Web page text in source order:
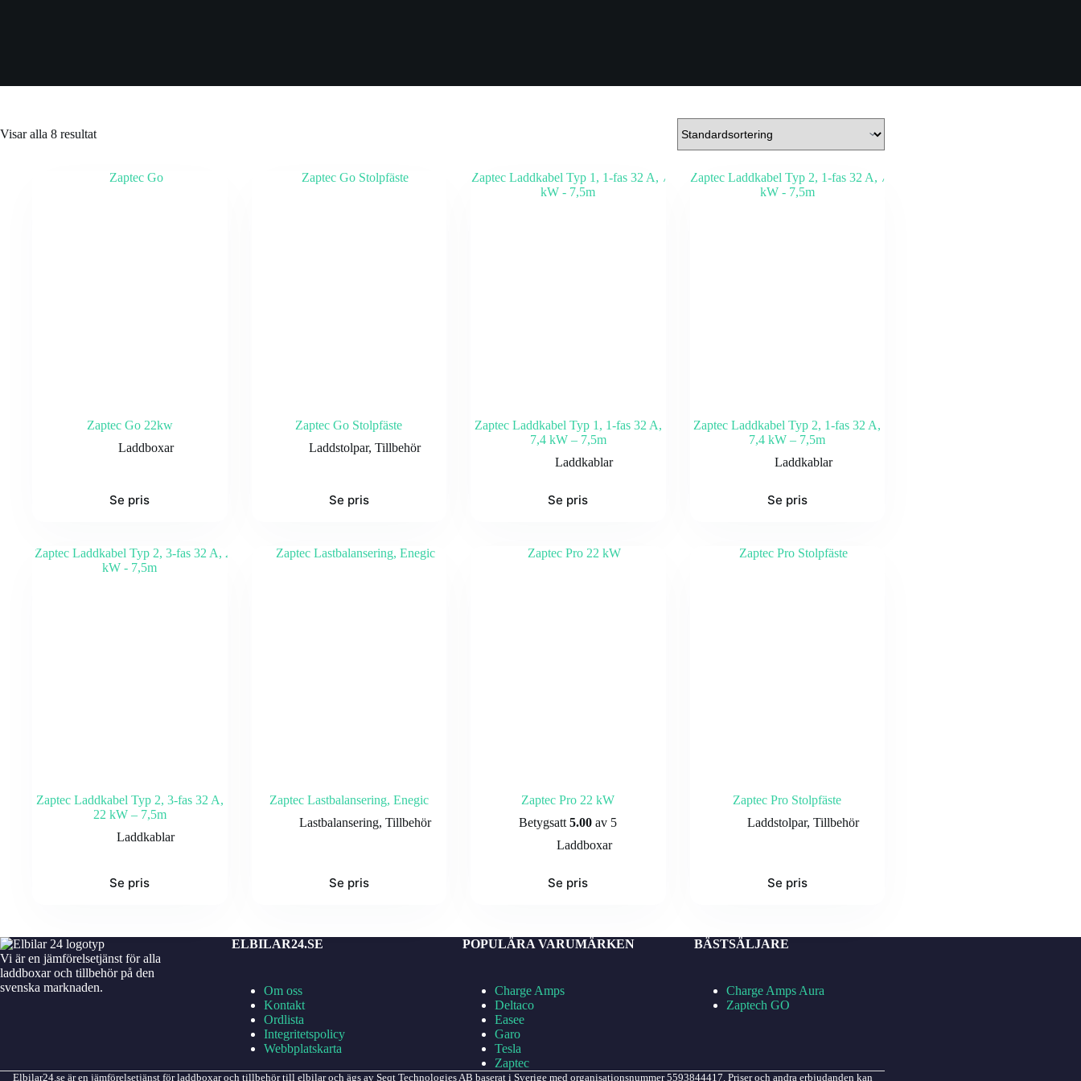
Visar alla 8 resultat
Zaptec Go 22kw
Laddboxar
Se pris
Zaptec Go Stolpfäste
Laddstolpar,Tillbehör
Se pris
Zaptec Laddkabel Typ 1, 1-fas 32 A,
7,4 kW – 7,5m
Laddkablar
Se pris
Zaptec Laddkabel Typ 2, 1-fas 32 A,
7,4 kW – 7,5m
Laddkablar
Se pris
Zaptec Laddkabel Typ 2, 3-fas 32 A,
22 kW – 7,5m
Laddkablar
Se pris
Zaptec Lastbalansering, Enegic
Lastbalansering, Tillbehör
Se pris
Zaptec Pro 22 kW
Betygsatt5.00 av 5
Laddboxar
Se pris
Zaptec Pro Stolpfäste
Laddstolpar,Tillbehör
Se pris
Vi är en jämförelsetjänst för alla
laddboxar och tillbehör på den
svenska marknaden.
ELBILAR24.SE
Om oss
Kontakt
Ordlista
Integritetspolicy
Webbplatskarta
POPULÄRA VARUMÄRKEN
Charge Amps
Deltaco
Easee
Garo
Tesla
Zaptec
BÄSTSÄLJARE
Charge Amps Aura
Zaptech GO
Elbilar24.se är en jämförelsetjänst för laddboxar och tillbehör till elbilar och ägs av Seqt Technologies AB baserat i Sverige med organisationsnummer 5593844417. Priser och andra erbjudanden kan